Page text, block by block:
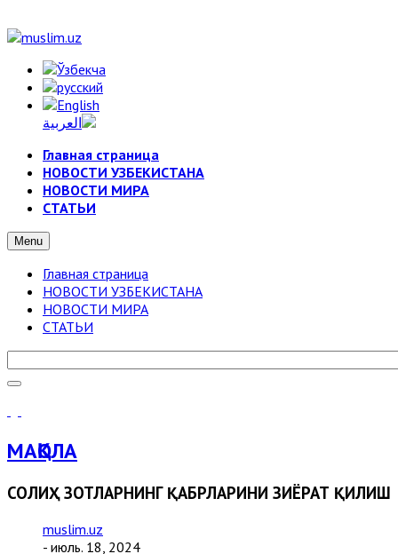
Главная страница
НОВОСТИ УЗБЕКИСТАНА
НОВОСТИ МИРА
СТАТЬИ
Menu
Главная страница
НОВОСТИ УЗБЕКИСТАНА
НОВОСТИ МИРА
СТАТЬИ
МАҚОЛА
СОЛИҲ ЗОТЛАРНИНГ ҚАБРЛАРИНИ ЗИЁРАТ ҚИЛИШ
muslim.uz
- июль. 18, 2024